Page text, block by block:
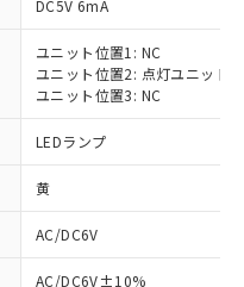
DC5V 6mA
ユニット位置1: NC
ユニット位置2: 点灯ユニット
ユニット位置3: NC
LEDランプ
黄
AC/DC6V
AC/DC6V±10%
令（10物質）の
供可能な商品で
10物質）の非含
える予定のある